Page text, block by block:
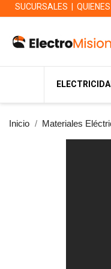
SUCURSALES
Inicio Materiales